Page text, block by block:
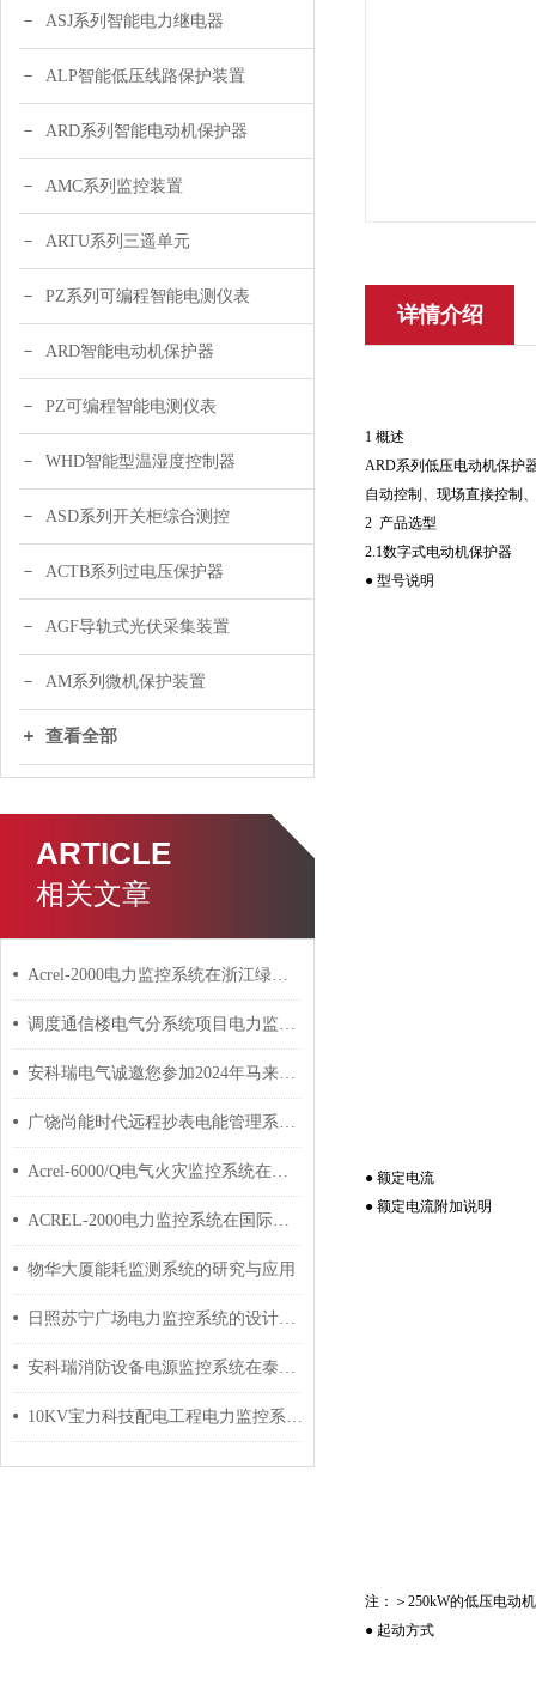
ASJ系列智能电力继电器
ALP智能低压线路保护装置
ARD系列智能电动机保护器
AMC系列监控装置
ARTU系列三遥单元
PZ系列可编程智能电测仪表
ARD智能电动机保护器
PZ可编程智能电测仪表
WHD智能型温湿度控制器
ASD系列开关柜综合测控
ACTB系列过电压保护器
AGF导轨式光伏采集装置
AM系列微机保护装置
查看全部
ARTICLE
相关文章
Acrel-2000电力监控系统在浙江绿宇环保有限公司三期工程的应用
调度通信楼电气分系统项目电力监控系统的设计与应用
安科瑞电气诚邀您参加2024年马来西亚吉隆坡电力能源展览会 安科瑞 许敏
广饶尚能时代远程抄表电能管理系统的设计与应用
Acrel-6000/Q电气火灾监控系统在宜兴九如城项目的应用
ACREL-2000电力监控系统在国际教育中心地块项目上的应用
物华大厦能耗监测系统的研究与应用
日照苏宁广场电力监控系统的设计与应用
安科瑞消防设备电源监控系统在泰康松江养老社区08-02地块项目中的应用
10KV宝力科技配电工程电力监控系统的设计与应用
详情介绍
1 概述
ARD系列低压电动机保护
自动控制、现场直接控制
2 产品选型
2.1数字式电动机保护器
● 型号说明
● 额定电流
● 额定电流附加说明
注：＞250kW的低压电动
● 起动方式